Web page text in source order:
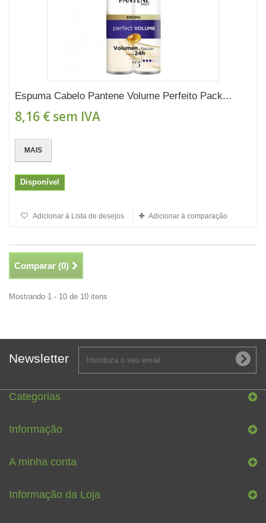
Espuma Cabelo Pantene Volume Perfeito Pack...
8,16 € sem IVA
MAIS
Disponível
Adicionar à Lista de desejos Adicionar à comparação
Comparar (0)
Mostrando 1 - 10 de 10 itens
Newsletter
Categorias
Informação
A minha conta
Informação da Loja